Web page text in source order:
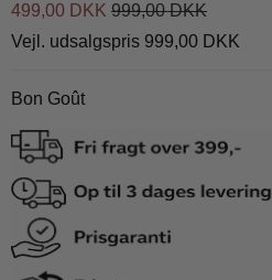
499,00 DKK 999,00 DKK
Vejl. udsalgspris 999,00 DKK
Bon Goût